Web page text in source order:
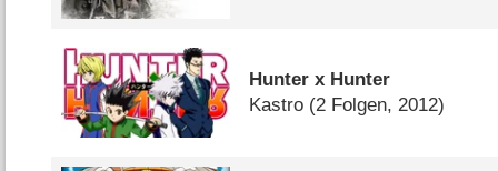
Hunter x Hunter
Kastro (2 Folgen, 2012)